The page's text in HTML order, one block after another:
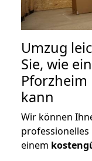
Umzug
Sie, wie
Pforzheim
kann
Wir können
professionelles
einem